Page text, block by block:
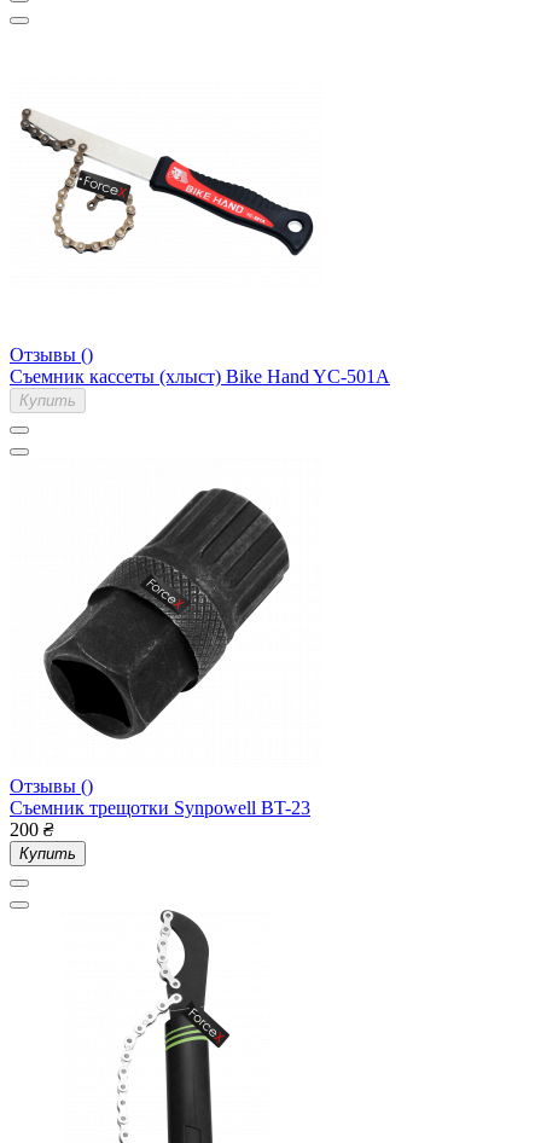
Отзывы ()
Съемник кассеты (хлыст) Bike Hand YC-501A
Купить
Отзывы ()
Съемник трещотки Synpowell BT-23
200 ₴
Купить